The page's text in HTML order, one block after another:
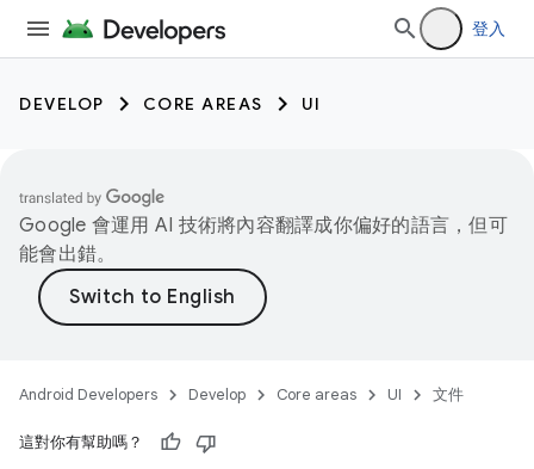
登入
DEVELOP CORE AREAS UI
Google 會運用 AI 技術將內容翻譯成你偏好的語言，但可
能會出錯。
Android Developers Develop Core areas UI 文件
這對你有幫助嗎？